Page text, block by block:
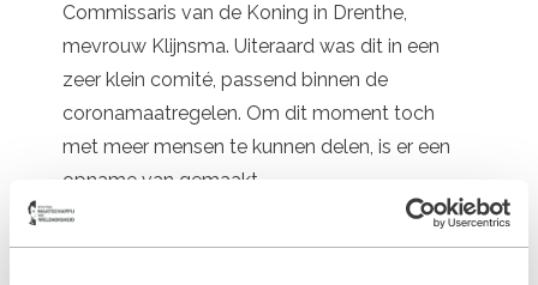
Commissaris van de Koning in Drenthe,
mevrouw Klijnsma. Uiteraard was dit in een
zeer klein comité, passend binnen de
coronamaatregelen. Om dit moment toch
met meer mensen te kunnen delen, is er een
opname van gemaakt.
Klik